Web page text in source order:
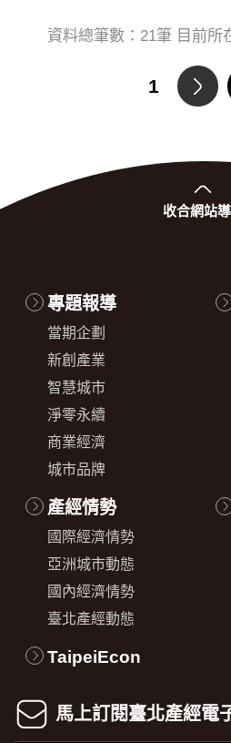
資料總筆數： 21筆 目前所
1
收合網站
專題報導
當期企劃
新創產業
智慧城市
淨零永續
商業經濟
城市品牌
產經情勢
國際經濟情勢
亞洲城市動態
國內經濟情勢
臺北產經動態
TaipeiEcon
馬上訂閱臺北產經電